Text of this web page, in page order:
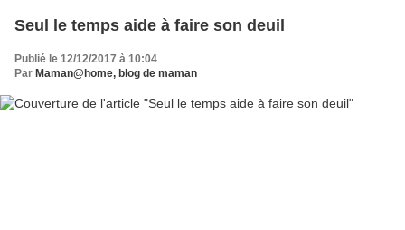
Seul le temps aide à faire son deuil
Publié le 12/12/2017 à 10:04
Par Maman@home, blog de maman